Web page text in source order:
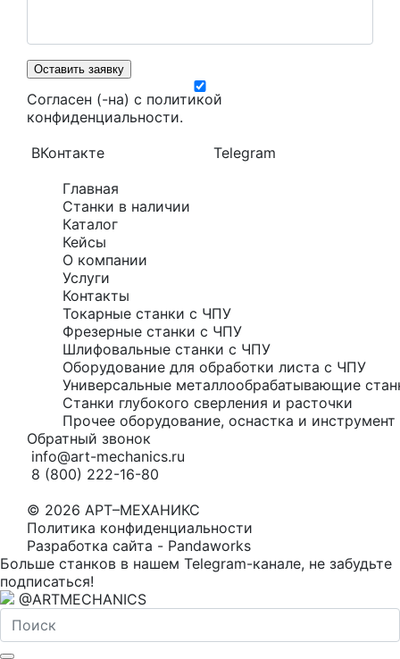
Оставить заявку
Согласен (-на) с политикой
конфиденциальности.
ВКонтакте
Telegram
Главная
Станки в наличии
Каталог
Кейсы
О компании
Услуги
Контакты
Токарные станки с ЧПУ
Фрезерные станки с ЧПУ
Шлифовальные станки с ЧПУ
Оборудование для обработки листа с ЧПУ
Универсальные металлообрабатывающие
Станки глубокого сверления и расточки
Прочее оборудование, оснастка и
Обратный звонок
info@art-mechanics.ru
8 (800) 222-16-80
© 2026 АРТ–МЕХАНИКС
Политика конфиденциальности
Разработка сайта - Pandaworks
Больше станков в нашем Telegram-канале, не забудьте
подписаться!
@ARTMECHANICS